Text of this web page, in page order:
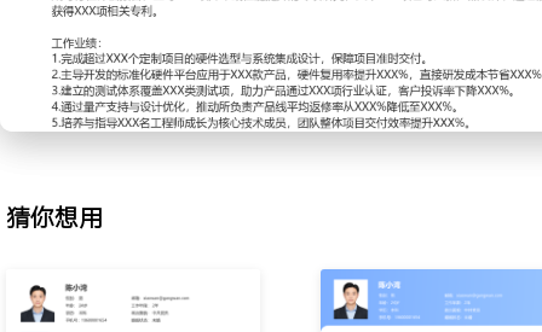
2.系统集成设计：负责多设备联调与通信协议整合，解决不同品牌
难题；绘制系统架构图与接线原理图，定义标准接口规范与数据点
别并规避潜在兼容性风险；通过模块化设计，使得标准功能单元复
出错率下降XXX%。
3.嵌入式开发支持：依据产品功能定义，输出MCU外围电路设计需
XXX%。
覆盖功能、性能、环境适应性及EMC要求；指导测试人员操作，分
推动设计改进；引入自动化测试脚本，将回归测试时间压缩XXX%，
猜你想用